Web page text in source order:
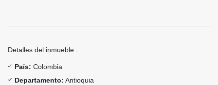
Detalles del inmueble :
País: Colombia
Departamento: Antioquia